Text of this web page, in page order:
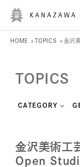
HOME TOPICS 金沢
TOPICS
CATEGORY
金沢美術工
Open